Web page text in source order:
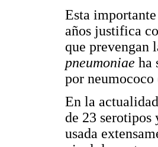
Esta
años justifica
que prevengan
pneumoniae ha
por neumococo
En la
de 23 serotipos
usada